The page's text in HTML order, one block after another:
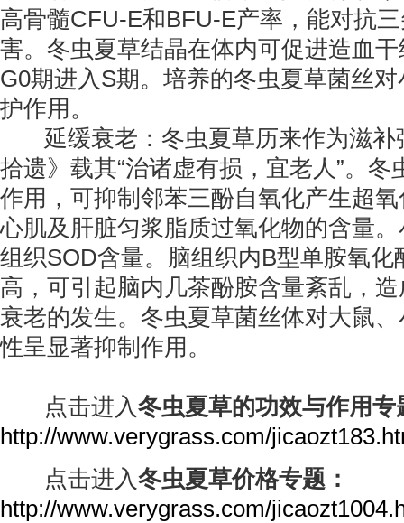
高骨髓CFU-E和BFU-E产率，能对抗
害。冬虫夏草结晶在体内可促进造血
G0期进入S期。培养的冬虫夏草菌丝
护作用。
延缓衰老：冬虫夏草历来作为滋
拾遗》载其“治诸虚有损，宜老人”。
作用，可抑制邻苯三酚自氧化产生超
心肌及肝脏匀浆脂质过氧化物的含量
组织SOD含量。脑组织内B型单胺氧
高，可引起脑内几茶酚胺含量紊乱，
衰老的发生。冬虫夏草菌丝体对大鼠
性呈显著抑制作用。
点击进入冬虫夏草的功效与作用专
http://www.verygrass.com/
点击进入冬虫夏草价格专题：
http://www.verygrass.com/